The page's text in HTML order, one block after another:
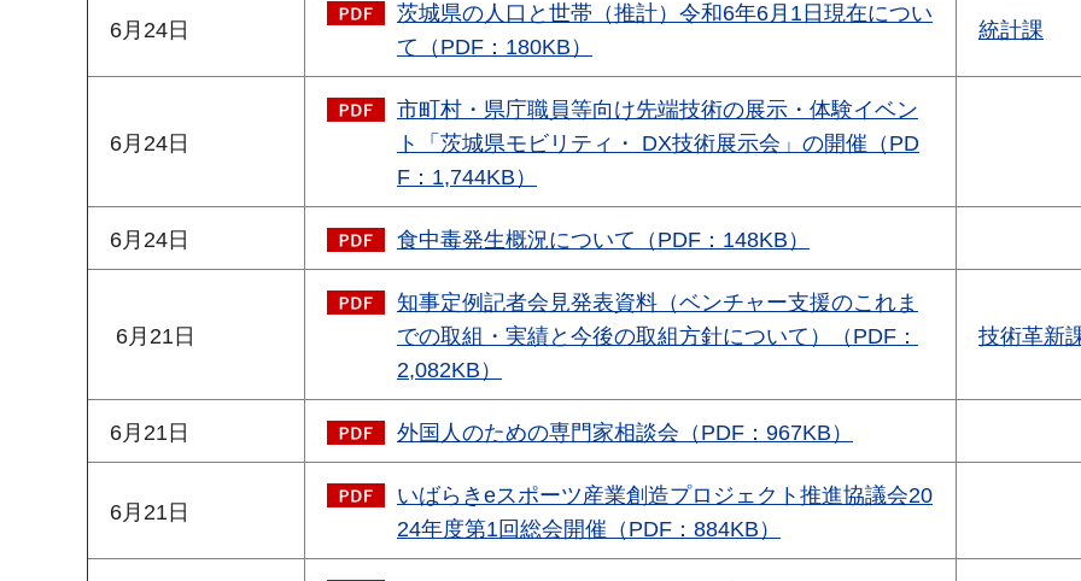
6月24日
茨城県の人口と世帯（推計）令和6年6月1日現在につい
て（PDF：180KB）
統計課
6月24日
市町村・県庁職員等向け先端技術の展示・体験イベン
ト「茨城県モビリティ・ DX技術展示会」の開催（PD
F：1,744KB）
6月24日 食中毒発生概況について（PDF：148KB）
6月21日
知事定例記者会見発表資料（ベンチャー支援のこれま
での取組・実績と今後の取組方針について）（PDF：
2,082KB）
技術革新
6月21日 外国人のための専門家相談会（PDF：967KB）
6月21日
いばらきeスポーツ産業創造プロジェクト推進協議会20
24年度第1回総会開催（PDF：884KB）